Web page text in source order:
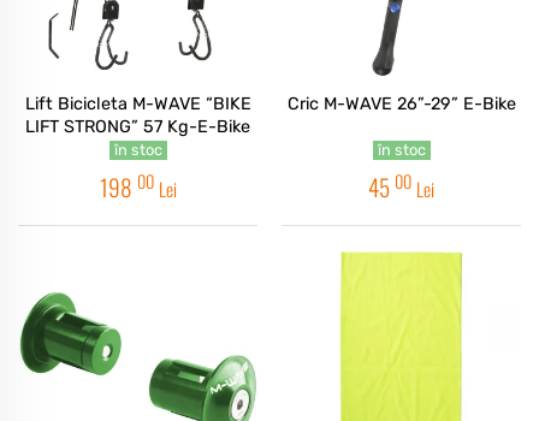
Lift Bicicleta M-WAVE “BIKE
LIFT STRONG” 57 Kg-E-Bike
în stoc
198 00 Lei
Cric M-WAVE 26”-29” E-Bike
în stoc
45 00 Lei